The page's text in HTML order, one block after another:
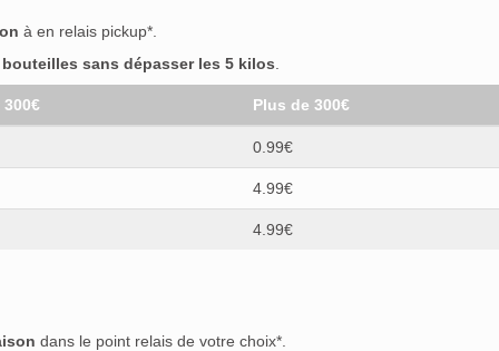
à en relais pickup*.
sans dépasser les 5 kilos
Plus de 300€
0.99€
4.99€
4.99€
dans le point relais de votre choix*.